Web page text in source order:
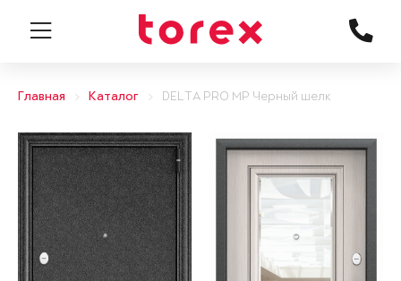
Главная Каталог DELTA PRO MP Черный шелк